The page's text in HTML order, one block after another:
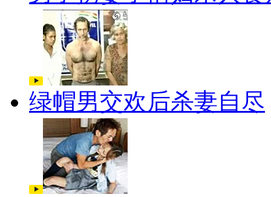
绿帽男交欢后杀妻自尽